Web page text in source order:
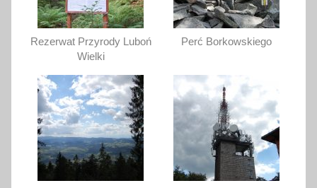
Rezerwat Przyrody Luboń
Wielki
Perć Borkowskiego